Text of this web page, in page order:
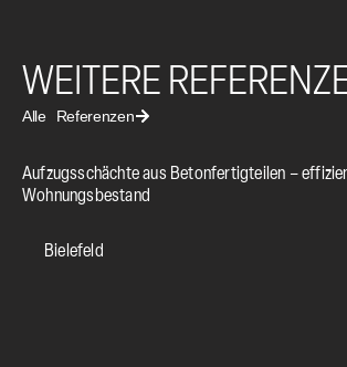
WEITERE
Alle Referenzen
Aufzugsschächte aus Betonfertigteilen –
Wohnungsbestand
Bielefeld